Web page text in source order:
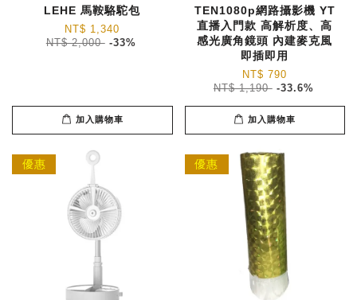
LEHE 馬鞍駱駝包
NT$ 1,340
NT$ 2,000 -33%
加入購物車
TEN1080p網路攝影機 YT
直播入門款 高解析度、高
感光廣角鏡頭 內建麥克風
即插即用
NT$ 790
NT$ 1,190 -33.6%
加入購物車
優惠 優惠